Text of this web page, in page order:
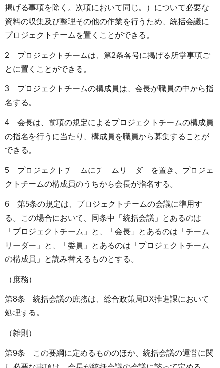
掲げる事項を除く。次項において同じ。）について必要な
資料の収集及び整理その他の作業を行うため、統括会議に
プロジェクトチームを置くことができる。
2 プロジェクトチームは、第2条各号に掲げる所掌事項ご
とに置くことができる。
3 プロジェクトチームの構成員は、会長が職員の中から指
名する。
4 会長は、前項の規定によるプロジェクトチームの構成員
の指名を行うに当たり、構成員を職員から募集することが
できる。
5 プロジェクトチームにチームリーダーを置き、プロジェ
クトチームの構成員のうちから会長が指名する。
6 第5条の規定は、プロジェクトチームの会議に準用す
る。この場合において、同条中「統括会議」とあるのは
「プロジェクトチーム」と、「会長」とあるのは「チーム
リーダー」と、「委員」とあるのは「プロジェクトチーム
の構成員」と読み替えるものとする。
（庶務）
第8条 統括会議の庶務は、総合政策局DX推進課において
処理する。
（雑則）
第9条 この要綱に定めるもののほか、統括会議の運営に関